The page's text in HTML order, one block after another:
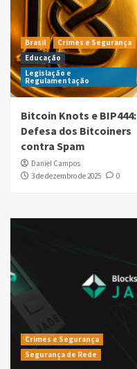
Brasil
Crimes e Segurança
Educação
Legislação e
Regulamentação
Bitcoin Knots e BIP444:
Defesa dos Bitcoiners
contra Spam
Daniel Campos
3 de dezembro de 2025
0
Crimes e Segurança
Segurança de Rede